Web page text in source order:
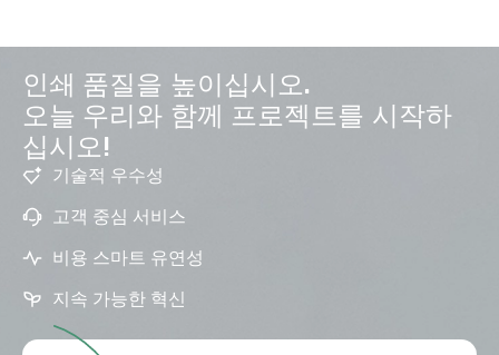
인쇄 품질을 높이십시오.
오늘 우리와 함께 프로젝트를 시작하
십시오!
기술적 우수성
고객 중심 서비스
비용 스마트 유연성
지속 가능한 혁신